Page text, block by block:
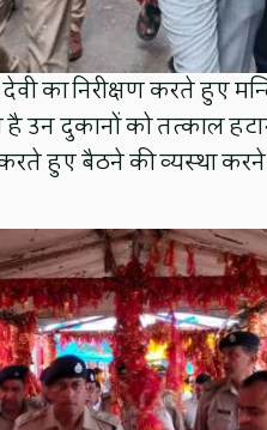
का निरीक्षण करते हुए
है उन दुकानों को तत्काल
हुए बैठने की व्यस्था करने